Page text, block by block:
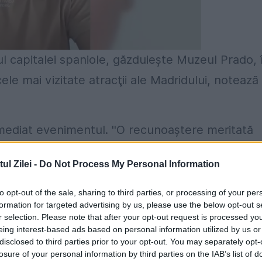
Zilei - Do Not Process My Personal Information
opt-out of the sale, sharing to third parties, or processing of your
for targeted advertising by us, please use the below opt-out
selection. Please note that after your opt-out request is processed
interest-based ads based on personal information utilized by us
to third parties prior to your opt-out. You may separately
of your personal information by third parties on the IAB’s list of
capitalei spaniole, găzduieşte Muzeul Prado,
mai vizitate atracţii ale Madridului, notează
evenimentul. ''O recunoaştere meritată
noastră istorică, artistică şi
''Mândru de oraşul nostru şi bucuros pentru
aceeaşi reţea de socializare primarul
mondial al UNESCO.